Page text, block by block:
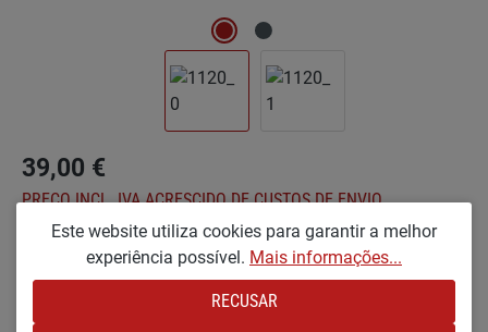
39,00 €
PREÇO INCL. IVA ACRESCIDO DE CUSTOS DE ENVIO
Seleccionar
Optionen
KL [PEQUENO E LACADO]
Este website utiliza cookies para garantir a melhor
experiência possível. Mais informações...
RECUSAR